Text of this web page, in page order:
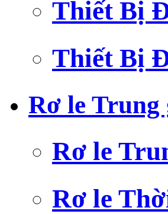
Thiết Bị
Thiết Bị
Rơ le
Rơ le
Rơ le